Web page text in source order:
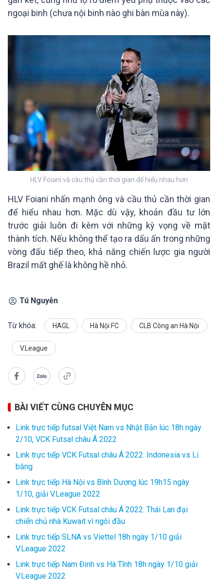
ngoại binh (chưa nội binh nào ghi bàn mùa này).
HLV Foiani và cầu thủ cần thời gian để hiểu nhau hơn
để hiểu nhau hơn. Mặc dù vậy, khoản đầu tư lớn
trước giải luôn đi kèm với những kỳ vọng về mặt
thành tích. Nếu không thể tạo ra dấu ấn trong những
vòng đấu tiếp theo, khả năng chiến lược gia người
Brazil mất ghế là không hề nhỏ.
Tú Nguyễn
Từ khóa: HAGL Hà Nội FC CLB Công an Hà Nội
V.League
BÀI VIẾT CÙNG CHUYÊN MỤC
Link trực tiếp futsal Việt Nam vs Nhật Bản lúc 18h ngày
2/10, VCK Futsal châu Á 2022
Link trực tiếp VCK Futsal châu Á 2022: Indonesia vs Li
băng
Link trực tiếp Hà Nội vs Bình Dương lúc 19h15 ngày
1/10, giải V.League 2022
Link trực tiếp VCK Futsal châu Á 2022: Thái Lan đại
chiến chủ nhà Kuwait vì ngôi đầu
Link trực tiếp SLNA vs Viettel 18h ngày 1/10 giải
V.League 2022
Link trực tiếp Nam Định vs Hà Tĩnh 18h ngày 1/10 giải
V.League 2022